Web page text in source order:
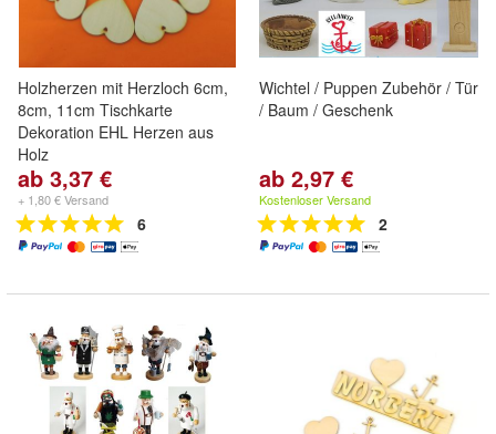
Holzherzen mit Herzloch 6cm,
8cm, 11cm Tischkarte
Dekoration EHL Herzen aus
Holz
ab 3,37 €
+ 1,80 € Versand
6
Wichtel / Puppen Zubehör / Tür
/ Baum / Geschenk
ab 2,97 €
Kostenloser Versand
2